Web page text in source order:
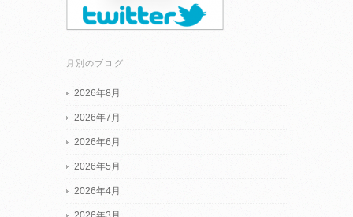
月別のブログ
2026年8月
2026年7月
2026年6月
2026年5月
2026年4月